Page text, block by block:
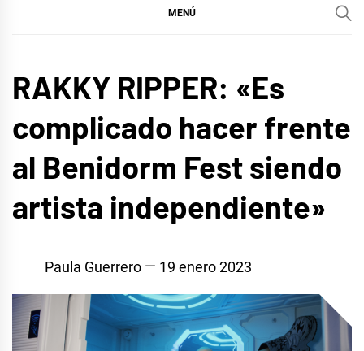
MENÚ
EUROFOCO
RAKKY RIPPER: «Es
complicado hacer frente
al Benidorm Fest siendo
artista independiente»
Paula Guerrero 19 enero 2023